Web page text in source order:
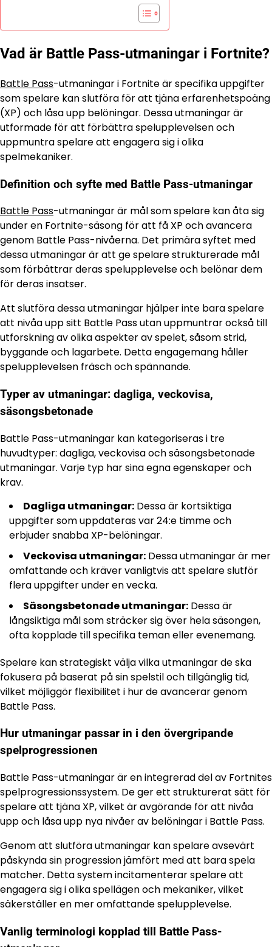
Vad är Battle Pass-utmaningar i Fortnite?
Battle Pass-utmaningar i Fortnite är specifika uppgifter
som spelare kan slutföra för att tjäna erfarenhetspoäng
(XP) och låsa upp belöningar. Dessa utmaningar är
utformade för att förbättra spelupplevelsen och
uppmuntra spelare att engagera sig i olika
spelmekaniker.
Definition och syfte med Battle Pass-utmaningar
Battle Pass-utmaningar är mål som spelare kan åta sig
under en Fortnite-säsong för att få XP och avancera
genom Battle Pass-nivåerna. Det primära syftet med
dessa utmaningar är att ge spelare strukturerade mål
som förbättrar deras spelupplevelse och belönar dem
för deras insatser.
Att slutföra dessa utmaningar hjälper inte bara spelare
att nivåa upp sitt Battle Pass utan uppmuntrar också till
utforskning av olika aspekter av spelet, såsom strid,
byggande och lagarbete. Detta engagemang håller
spelupplevelsen fräsch och spännande.
Typer av utmaningar: dagliga, veckovisa,
säsongsbetonade
Battle Pass-utmaningar kan kategoriseras i tre
huvudtyper: dagliga, veckovisa och säsongsbetonade
utmaningar. Varje typ har sina egna egenskaper och
krav.
Dagliga utmaningar: Dessa är kortsiktiga
uppgifter som uppdateras var 24:e timme och
erbjuder snabba XP-belöningar.
Veckovisa utmaningar: Dessa utmaningar är mer
omfattande och kräver vanligtvis att spelare slutför
flera uppgifter under en vecka.
Säsongsbetonade utmaningar: Dessa är
långsiktiga mål som sträcker sig över hela säsongen,
ofta kopplade till specifika teman eller evenemang.
Spelare kan strategiskt välja vilka utmaningar de ska
fokusera på baserat på sin spelstil och tillgänglig tid,
vilket möjliggör flexibilitet i hur de avancerar genom
Battle Pass.
Hur utmaningar passar in i den övergripande
spelprogressionen
Battle Pass-utmaningar är en integrerad del av Fortnites
spelprogressionssystem. De ger ett strukturerat sätt för
spelare att tjäna XP, vilket är avgörande för att nivåa
upp och låsa upp nya nivåer av belöningar i Battle Pass.
Genom att slutföra utmaningar kan spelare avsevärt
påskynda sin progression jämfört med att bara spela
matcher. Detta system incitamenterar spelare att
engagera sig i olika spellägen och mekaniker, vilket
säkerställer en mer omfattande spelupplevelse.
Vanlig terminologi kopplad till Battle Pass-